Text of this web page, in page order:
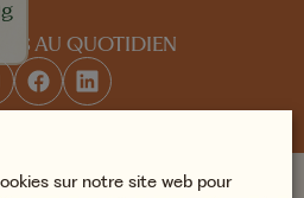
AU QUOTIDIEN
sur notre site web pour